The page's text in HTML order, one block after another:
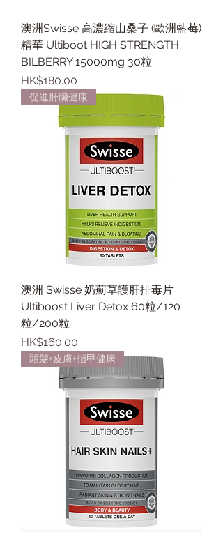
澳洲Swisse 高濃縮山桑子 (歐洲藍莓)
精華 Ultiboot HIGH STRENGTH
BILBERRY 15000mg 30粒
價格
HK$180.00
促進肝臟健康
澳洲 Swisse 奶薊草護肝排毒片
Ultiboost Liver Detox 60粒/120
粒/200粒
價格
HK$160.00
頭髮+皮膚+指甲健康